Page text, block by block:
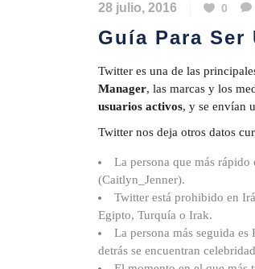
28 julio, 2016 0
Guía Para
Twitter es una de las
Manager, las marcas y los
usuarios activos, y se envían
Twitter nos deja otros datos
La persona que más
(Caitlyn_Jenner).
Twitter está prohibido en
Egipto, Turquía o Irak.
La persona más seguida
detrás se encuentran